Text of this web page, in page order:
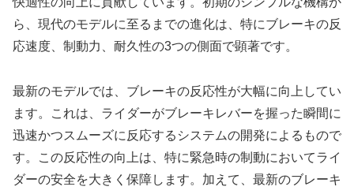
ら、現代のモデルに至るまでの進化は、特にブレーキの反
応速度、制動力、耐久性の3つの側面で顕著です。
最新のモデルでは、ブレーキの反応性が大幅に向上してい
ます。これは、ライダーがブレーキレバーを握った瞬間に
迅速かつスムーズに反応するシステムの開発によるもので
す。この反応性の向上は、特に緊急時の制動においてライ
ダーの安全を大きく保障します。加えて、最新のブレーキ